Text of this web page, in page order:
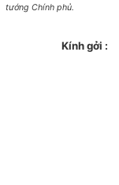
tướng Chính phủ.
Kính gởi :